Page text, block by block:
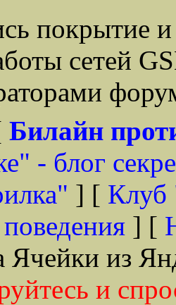
покрытие и
сетей
Билайн
- блог
] [ Клуб
] [
Ячейки из
и